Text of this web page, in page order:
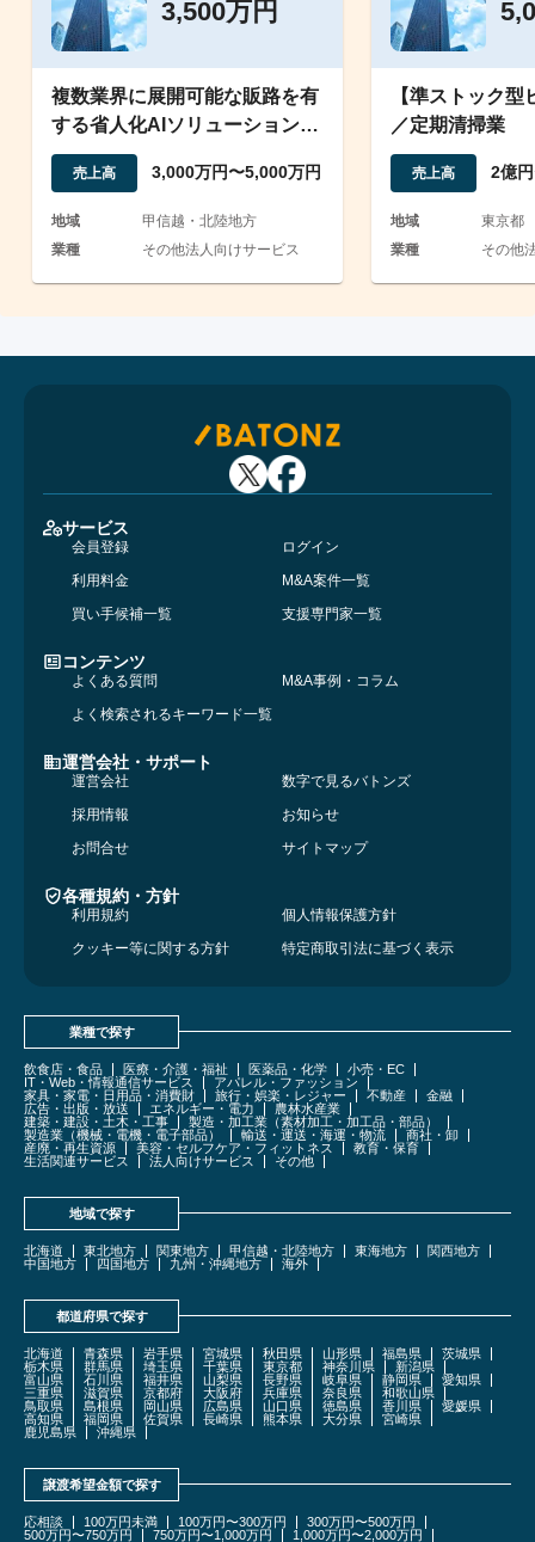
3,500万円
複数業界に展開可能な販路を有
する省人化AIソリューション提
供会社
売上高 3,000万円〜5,000万円
地域
甲信越・北陸地方
業種
その他法人向けサービス
【準ストック
／定期清掃業
売上高 2億
地域
東京都
業種
その他
サービス
会員登録
ログイン
利用料金
M&A案件一覧
買い手候補一覧
支援専門家一覧
コンテンツ
よくある質問
M&A事例・コラム
よく検索されるキーワード一覧
運営会社・サポート
運営会社
数字で見るバトンズ
採用情報
お知らせ
お問合せ
サイトマップ
各種規約・方針
利用規約
個人情報保護方針
クッキー等に関する方針
特定商取引法に基づく表示
業種で探す
飲食店・食品 医療・介護・福祉 医薬品・化学
小売・EC
IT・Web・情報通信サービス
アパレル・ファッション
家具・家電・日用品・消費財
旅行・娯楽・レジャー 不動産
金融
広告・出版・放送
エネルギー・電力
農林水産業
建築・建設・土木・工事
製造・加工業（素材加工・加工品・部品）
製造業（機械・電機・電子部品）
輸送・運送・海運・物流
商社・卸
産廃・再生資源
美容・セルフケア・フィットネス
教育・保育
生活関連サービス
法人向けサービス その他
地域で探す
北海道 東北地方 関東地方 甲信越・北陸地方 東海地方
関西地方
中国地方
四国地方 九州・沖縄地方 海外
都道府県で探す
北海道 青森県 岩手県 宮城県 秋田県 山形県 福島県
茨城県
栃木県
群馬県 埼玉県 千葉県 東京都 神奈川県
新潟県
富山県
石川県 福井県 山梨県 長野県 岐阜県 静岡県
愛知県
三重県
滋賀県 京都府 大阪府 兵庫県 奈良県
和歌山県
鳥取県
島根県 岡山県 広島県 山口県 徳島県 香川県
愛媛県
高知県
福岡県 佐賀県 長崎県 熊本県 大分県
宮崎県
鹿児島県
沖縄県
譲渡希望金額で探す
応相談 100万円未満 100万円〜300万円
300万円〜500万円
500万円〜750万円
750万円〜1,000万円
1,000万円〜2,000万円